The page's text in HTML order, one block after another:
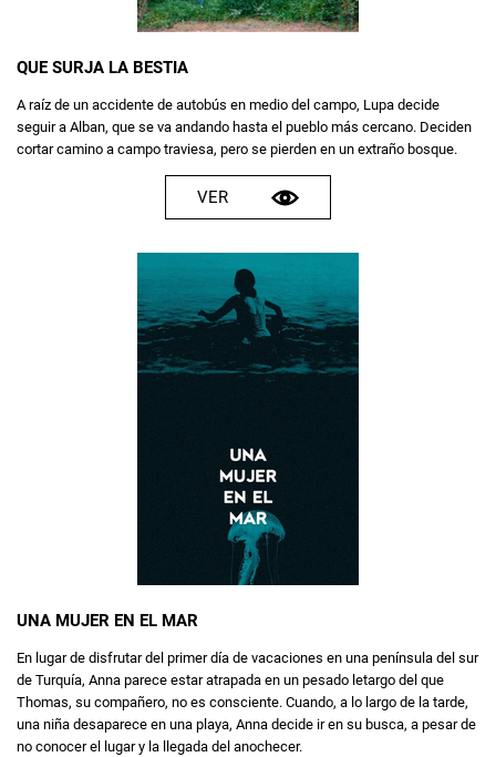
QUE SURJA LA BESTIA
A raíz de un accidente de autobús en medio del campo, Lupa decide
seguir a Alban, que se va andando hasta el pueblo más cercano. Deciden
cortar camino a campo traviesa, pero se pierden en un extraño bosque.
VER
UNA MUJER EN EL MAR
En lugar de disfrutar del primer día de vacaciones en una península del sur
de Turquía, Anna parece estar atrapada en un pesado letargo del que
Thomas, su compañero, no es consciente. Cuando, a lo largo de la tarde,
una niña desaparece en una playa, Anna decide ir en su busca, a pesar de
no conocer el lugar y la llegada del anochecer.